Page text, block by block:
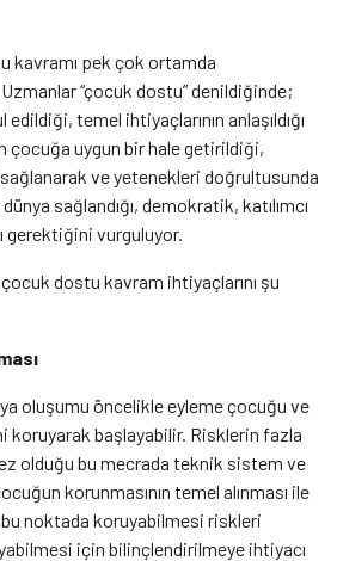
kavramı pek çok ortamda
“çocuk dostu” denildiğinde;
edildiği, temel ihtiyaçlarının anlaşıldığı
çocuğa uygun bir hale getirildiği,
ve yetenekleri doğrultusunda
sağlandığı, demokratik, katılımcı
gerektiğini vurguluyor.
dostu kavram ihtiyaçlarını şu
oluşumu öncelikle eyleme çocuğu ve
başlayabilir. Risklerin fazla
olduğu bu mecrada teknik sistem ve
korunmasının temel alınması ile
noktada koruyabilmesi riskleri
için bilinçlendirilmeye ihtiyacı